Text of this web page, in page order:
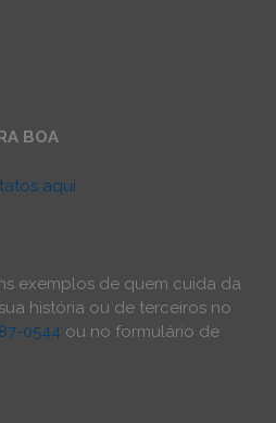
BOA
aqui
exemplos de quem cuida da
história ou de terceiros no
0544 ou no formulário de